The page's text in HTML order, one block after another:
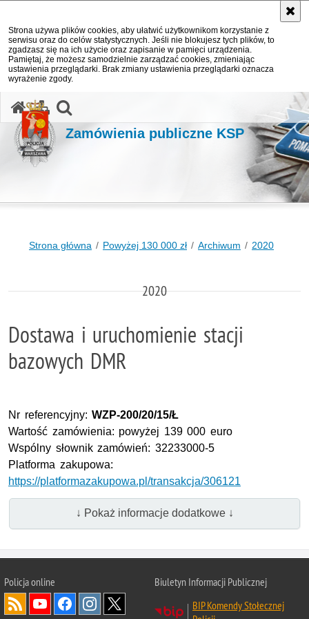
Strona używa plików cookies, aby ułatwić użytkownikom korzystanie z
serwisu oraz do celów statystycznych. Jeśli nie blokujesz tych plików, to
zgadzasz się na ich użycie oraz zapisanie w pamięci urządzenia.
Pamiętaj, że możesz samodzielnie zarządzać cookies, zmieniając
ustawienia przeglądarki. Brak zmiany ustawienia przeglądarki oznacza
wyrażenie zgody.
Zamówienia publiczne KSP
Strona główna Powyżej 130 000 zł Archiwum 2020
2020
Dostawa i uruchomienie stacji
bazowych DMR
Nr referencyjny:WZP-200/20/15/Ł
Wartość zamówienia: powyżej 139 000 euro
Wspólny słownik zamówień: 32233000-5
Platforma zakupowa:
https://platformazakupowa.pl/transakcja/306121
↓ Pokaż informacje dodatkowe ↓
Policja online
Biuletyn Informacji Publicznej
BIP Komendy Stołecznej